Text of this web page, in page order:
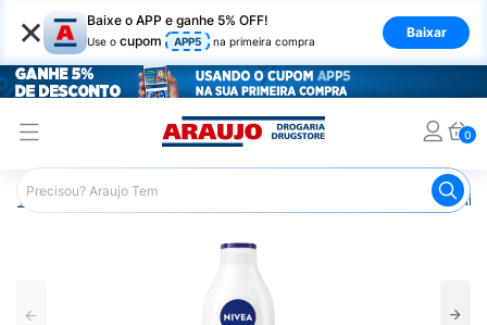
× Baixe o APP e ganhe 5% OFF!
Use o cupom APP5 na primeira compra
Baixar
0
Araujo Beleza e Cuidados